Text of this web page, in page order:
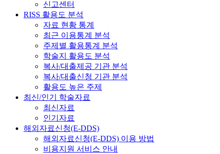
신고센터
RISS 활용도 분석
자료 현황 통계
최근 이용통계 분석
주제별 활용통계 분석
학술지 활용도 분석
복사/대출제공 기관 분석
복사/대출신청 기관 분석
활용도 높은 주제
최신/인기 학술자료
최신자료
인기자료
해외자료신청(E-DDS)
해외자료신청(E-DDS) 이용 방법
비용지원 서비스 안내